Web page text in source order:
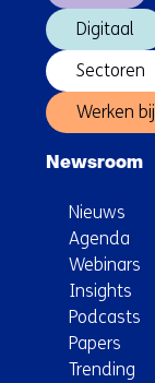
Digitaal
Sectoren
Werken bij
Newsroom
Nieuws
Agenda
Webinars
Insights
Podcasts
Papers
Trending